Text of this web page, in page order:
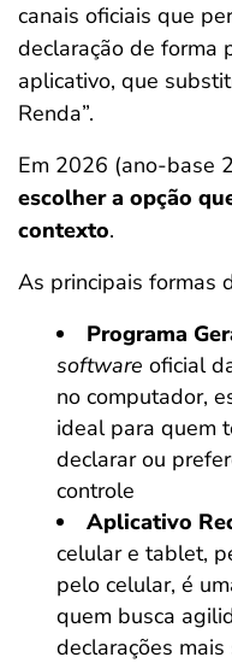
canais oficiais que
declaração de forma
aplicativo, que
Renda”.
Em 2026 (ano-base
escolher a opção
contexto.
As principais formas
Programa
software oficial
no computador,
ideal para quem
declarar ou
controle
Aplicativo
celular e tablet,
pelo celular, é
quem busca
declarações